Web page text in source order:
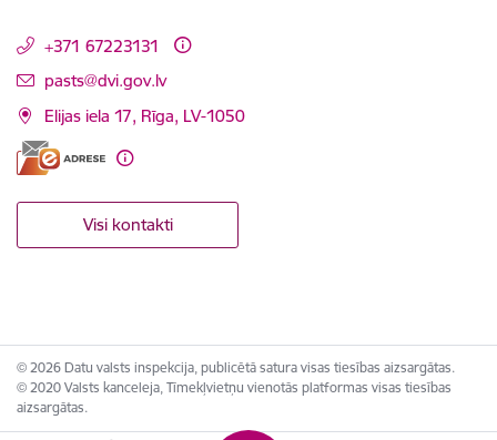
+371 67223131
E-pasts:
pasts@dvi.gov.lv
Elijas iela 17, Rīga, LV-1050
Visi kontakti
© 2026 Datu valsts inspekcija, publicētā satura visas tiesības aizsargātas.
© 2020 Valsts kanceleja, Tīmekļvietņu vienotās platformas visas tiesības
aizsargātas.